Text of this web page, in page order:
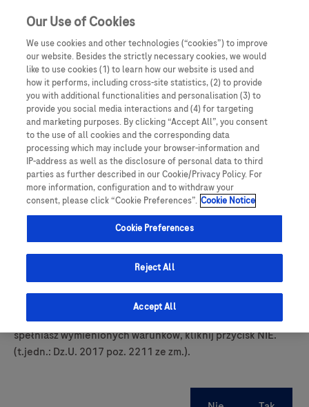
Oświadczam, że jestem lekarzem medycyny, farmaceutą
lub osobą prowadzącą obrót produktami leczniczymi.
Podmiotem odpowiedzialnym za treści zamieszczone na
portalu internetowym dlalekarzy.roche.pl jest spółka
Roche Polska Sp. z o.o. z siedzibą w Warszawie, ul.
Domaniewska 28, 02-672, KRS: 0000118292. UWAGA!
Portal ten zawiera treści będące reklamą produktów
leczniczych wydawanych jedynie na podstawie recepty w
rozumieniu ustawy z dnia 6 września 2001 roku Prawo
farmaceutyczne (t. jedn.: Dz.U. 2008, Nr 45, poz 271 z późn.
zm.) („Prawo farmaceutyczne”). Zasoby portalu
internetowego dlalekarzy.roche.pl są dostępne jedynie
dla osób uprawnionych do wystawiania recept lub osób
prowadzących obrót produktami leczniczymi. Jeśli nie
spełniasz wymienionych warunków, kliknij przycisk NIE.
(t.jedn.: Dz.U. 2017 poz. 2211 ze zm.).
Webinary HemExchange
28 stycznia 2026
Zapraszamy do obejrzenia nagrań z webinarów serii
HemExchange, w których europejscy lekarze dzielą się
doświadczeniem ze stosowania emicizumabu u
pacjentów z Hemofilia A.
Our Use of Cookies
We use cookies and other technologies (“cookies”) to improve
our website. Besides the strictly necessary cookies, we would
like to use cookies (1) to learn how our website is used and
how it performs, including cross-site statistics, (2) to provide
you with additional functionalities and personalisation (3) to
provide you social media interactions and (4) for targeting
and marketing purposes. By clicking “Accept All”, you consent
to the use of all cookies and the corresponding data
processing which may include your browser-information and
IP-address as well as the disclosure of personal data to third
parties as further described in our Cookie/Privacy Policy. For
more information, configuration and to withdraw your
consent, please click “Cookie Preferences”. Cookie Notice
Cookie Preferences
Reject All
Accept All